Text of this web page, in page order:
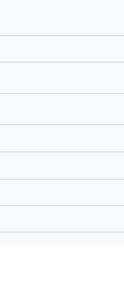
Spielplan Excel –
& automatisch